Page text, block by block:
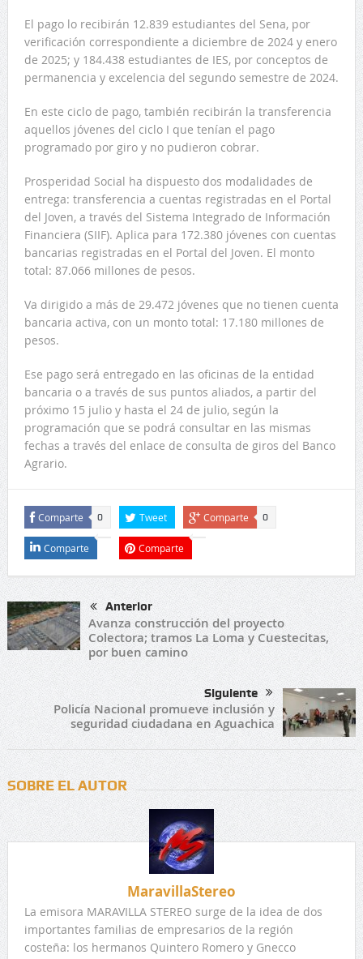
El pago lo recibirán 12.839 estudiantes del Sena, por
verificación correspondiente a diciembre de 2024 y enero
de 2025; y 184.438 estudiantes de IES, por conceptos de
permanencia y excelencia del segundo semestre de 2024.
En este ciclo de pago, también recibirán la transferencia
aquellos jóvenes del ciclo I que tenían el pago
programado por giro y no pudieron cobrar.
Prosperidad Social ha dispuesto dos modalidades de
entrega: transferencia a cuentas registradas en el Portal
del Joven, a través del Sistema Integrado de Información
Financiera (SIIF). Aplica para 172.380 jóvenes con cuentas
bancarias registradas en el Portal del Joven. El monto
total: 87.066 millones de pesos.
Va dirigido a más de 29.472 jóvenes que no tienen cuenta
bancaria activa, con un monto total: 17.180 millones de
pesos.
Ese pago será entregado en las oficinas de la entidad
bancaria o a través de sus puntos aliados, a partir del
próximo 15 julio y hasta el 24 de julio, según la
programación que se podrá consultar en las mismas
fechas a través del enlace de consulta de giros del Banco
Agrario.
Comparte 0 Tweet Comparte 0
Comparte Comparte
Anterior
Avanza construcción del proyecto
Colectora; tramos La Loma y Cuestecitas,
por buen camino
Siguiente
Policía Nacional promueve inclusión y
seguridad ciudadana en Aguachica
SOBRE EL AUTOR
MaravillaStereo
La emisora MARAVILLA STEREO surge de la idea de dos
importantes familias de empresarios de la región
costeña: los hermanos Quintero Romero y Gnecco